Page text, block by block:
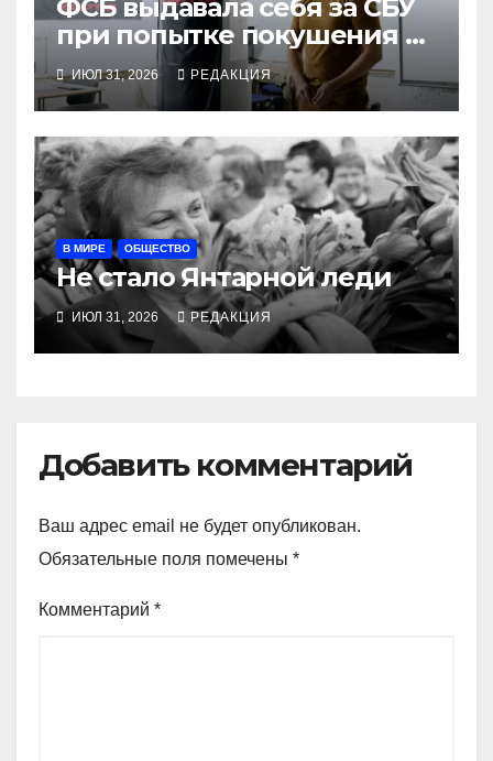
ФСБ выдавала себя за СБУ
при попытке покушения на
командира «Хартии»
ИЮЛ 31, 2026 РЕДАКЦИЯ
В МИРЕ ОБЩЕСТВО
Не стало Янтарной леди
ИЮЛ 31, 2026 РЕДАКЦИЯ
Добавить комментарий
Ваш адрес email не будет опубликован.
Обязательные поля помечены *
Комментарий *